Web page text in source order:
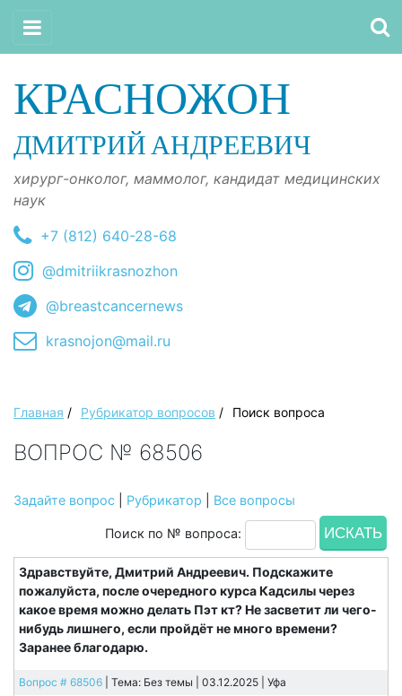
КРАСНОЖОН
ДМИТРИЙ АНДРЕЕВИЧ
хирург-онколог, маммолог, кандидат медицинских
наук
+7 (812) 640-28-68
@dmitriikrasnozhon
@breastcancernews
krasnojon@mail.ru
Главная / Рубрикатор вопросов / Поиск вопроса
ВОПРОС № 68506
Задайте вопрос Рубрикатор Все вопросы
Поиск по № вопроса:
Здравствуйте, Дмитрий Андреевич. Подскажите
пожалуйста, после очередного курса Кадсилы через
какое время можно делать Пэт кт? Не засветит ли чего-
нибудь лишнего, если пройдёт не много времени?
Заранее благодарю.
Вопрос # 68506 | Тема: Без темы | 03.12.2025 | Уфа